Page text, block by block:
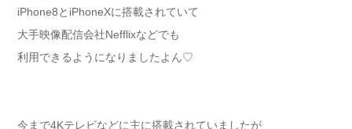
iPhone8とiPhoneXに搭載されていて
大手映像配信会社Nefflixなどでも
利用できるようになりましたよん♡
今まで4Kテレビなどに主に搭載されていましたが